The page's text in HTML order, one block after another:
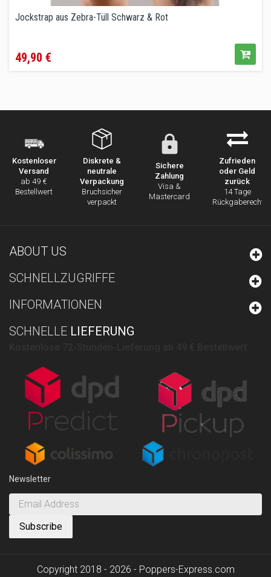
Jockstrap aus Zebra-Tüll Schwarz & Rot
49,90 €
Kostenloser
Versand
ab 49 €
Bestellwert
Diskrete &
neutrale
Verpackung
Bruchsicher
verpackt
Sichere
Zahlung
Visa &
Mastercard
Zufrieden
oder Geld
zurück
14 Tage
Rückgaberecht
ABOUT US
SCHNELLZUGRIFFE
INFORMATIONEN
SCHNELLE LIEFERUNG
Newsletter
Copyright 2018 - 2026 - Poppers-Express.com